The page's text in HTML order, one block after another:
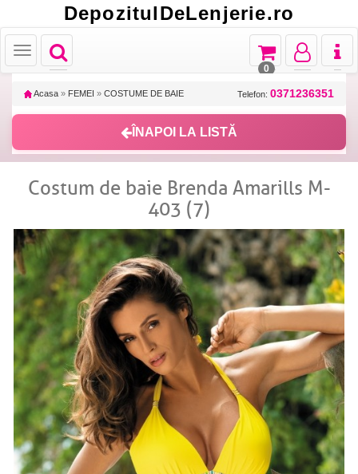
DepozitulDeLenjerie.ro
Toggle
navigation
Toggle
Toggle
navigation
Toggle
navigation
Toggle
navigation
0
Acasa » FEMEI » COSTUME DE BAIE Telefon: 0371236351
ÎNAPOI LA LISTĂ
Costum de baie Brenda Amarills M-
403 (7)